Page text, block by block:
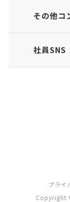
その他コ
社員SNS
プライ
Copyright